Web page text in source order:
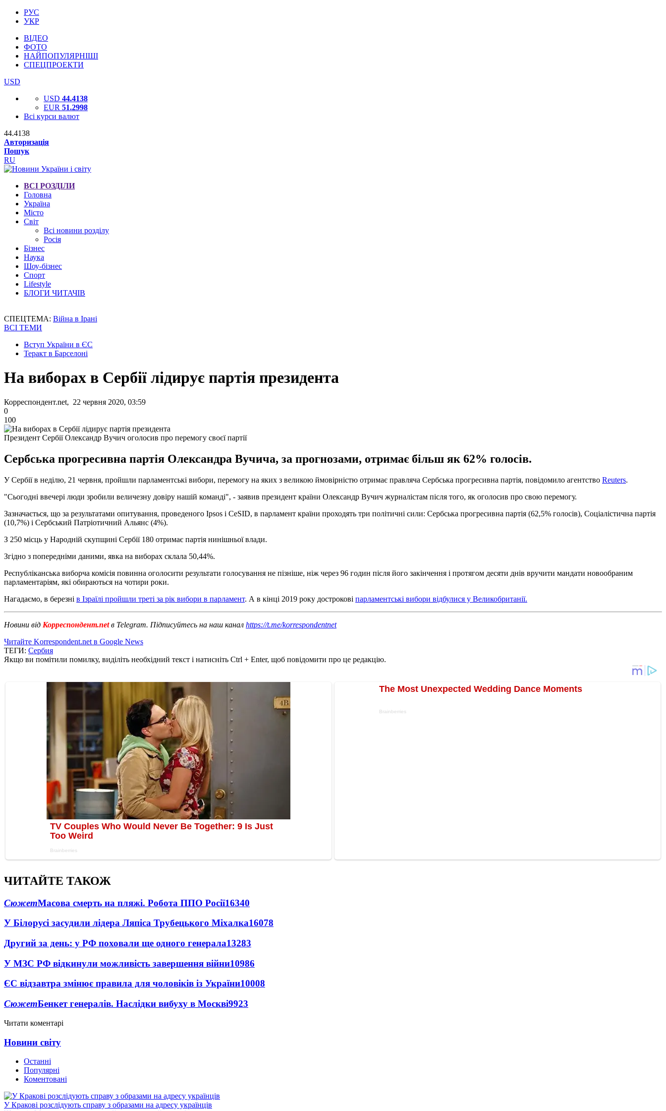
РУС
УКР
ВІДЕО
ФОТО
НАЙПОПУЛЯРНІШІ
СПЕЦПРОЕКТИ
USD
USD 44.4138
EUR 51.2998
Всі курси валют
44.4138
Авторизація
Пошук
RU
ВСІ РОЗДІЛИ
Головна
Україна
Місто
Світ
Всі новини розділу
Росія
Бізнес
Наука
Шоу-бізнес
Спорт
Lifestyle
БЛОГИ ЧИТАЧІВ
СПЕЦТЕМА: Війна в Ірані
ВСІ ТЕМИ
Вступ України в ЄС
Теракт в Барселоні
На виборах в Сербії лідирує партія президента
Корреспондент.net, 22 червня 2020, 03:59
0
100
Президент Сербії Олександр Вучич оголосив про перемогу своєї партії
Сербська прогресивна партія Олександра Вучича, за прогнозами, отримає більш як 62% голосів.
У Сербії в неділю, 21 червня, пройшли парламентські вибори, перемогу на яких з великою ймовірністю отримає правляча Сербська прогресивна партія, повідомило агентство Reuters.
"Сьогодні ввечері люди зробили величезну довіру нашій команді", - заявив президент країни Олександр Вучич журналістам після того, як оголосив про свою перемогу.
Зазначається, що за результатами опитування, проведеного Ipsos і CeSID, в парламент країни проходять три політичні сили: Сербська прогресивна партія (62,5% голосів), Соціалістична партія
(10,7%) і Сербський Патріотичний Альянс (4%).
З 250 місць у Народній скупщині Сербії 180 отримає партія нинішньої влади.
Згідно з попередніми даними, явка на виборах склала 50,44%.
Республіканська виборча комісія повинна оголосити результати голосування не пізніше, ніж через 96 годин після його закінчення і протягом десяти днів вручити мандати новообраним
парламентаріям, які обираються на чотири роки.
Нагадаємо, в березні в Ізраїлі пройшли треті за рік вибори в парламент. А в кінці 2019 року дострокові парламентські вибори відбулися у Великобританії.
Новини від Корреспондент.netв Telegram. Підписуйтесь на наш канал https://t.me/korrespondentnet
Читайте Korrespondent.net в Google News
ТЕГИ: Сербия
Якщо ви помітили помилку, виділіть необхідний текст і натисніть Ctrl + Enter, щоб повідомити про це редакцію.
ЧИТАЙТЕ ТАКОЖ
СюжетМасова смерть на пляжі. Робота ППО Росії16340
У Білорусі засудили лідера Ляпіса Трубецького Міхалка16078
Другий за день: у РФ поховали ще одного генерала13283
У МЗС РФ відкинули можливість завершення війни10986
ЄС відзавтра змінює правила для чоловіків із України10008
СюжетБенкет генералів. Наслідки вибуху в Москві9923
Читати коментарі
Новини світу
Останні
Популярні
Коментовані
У Кракові розслідують справу з образами на адресу українців